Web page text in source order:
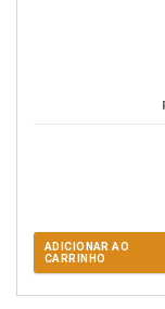
ADICIONAR AO
CARRINHO